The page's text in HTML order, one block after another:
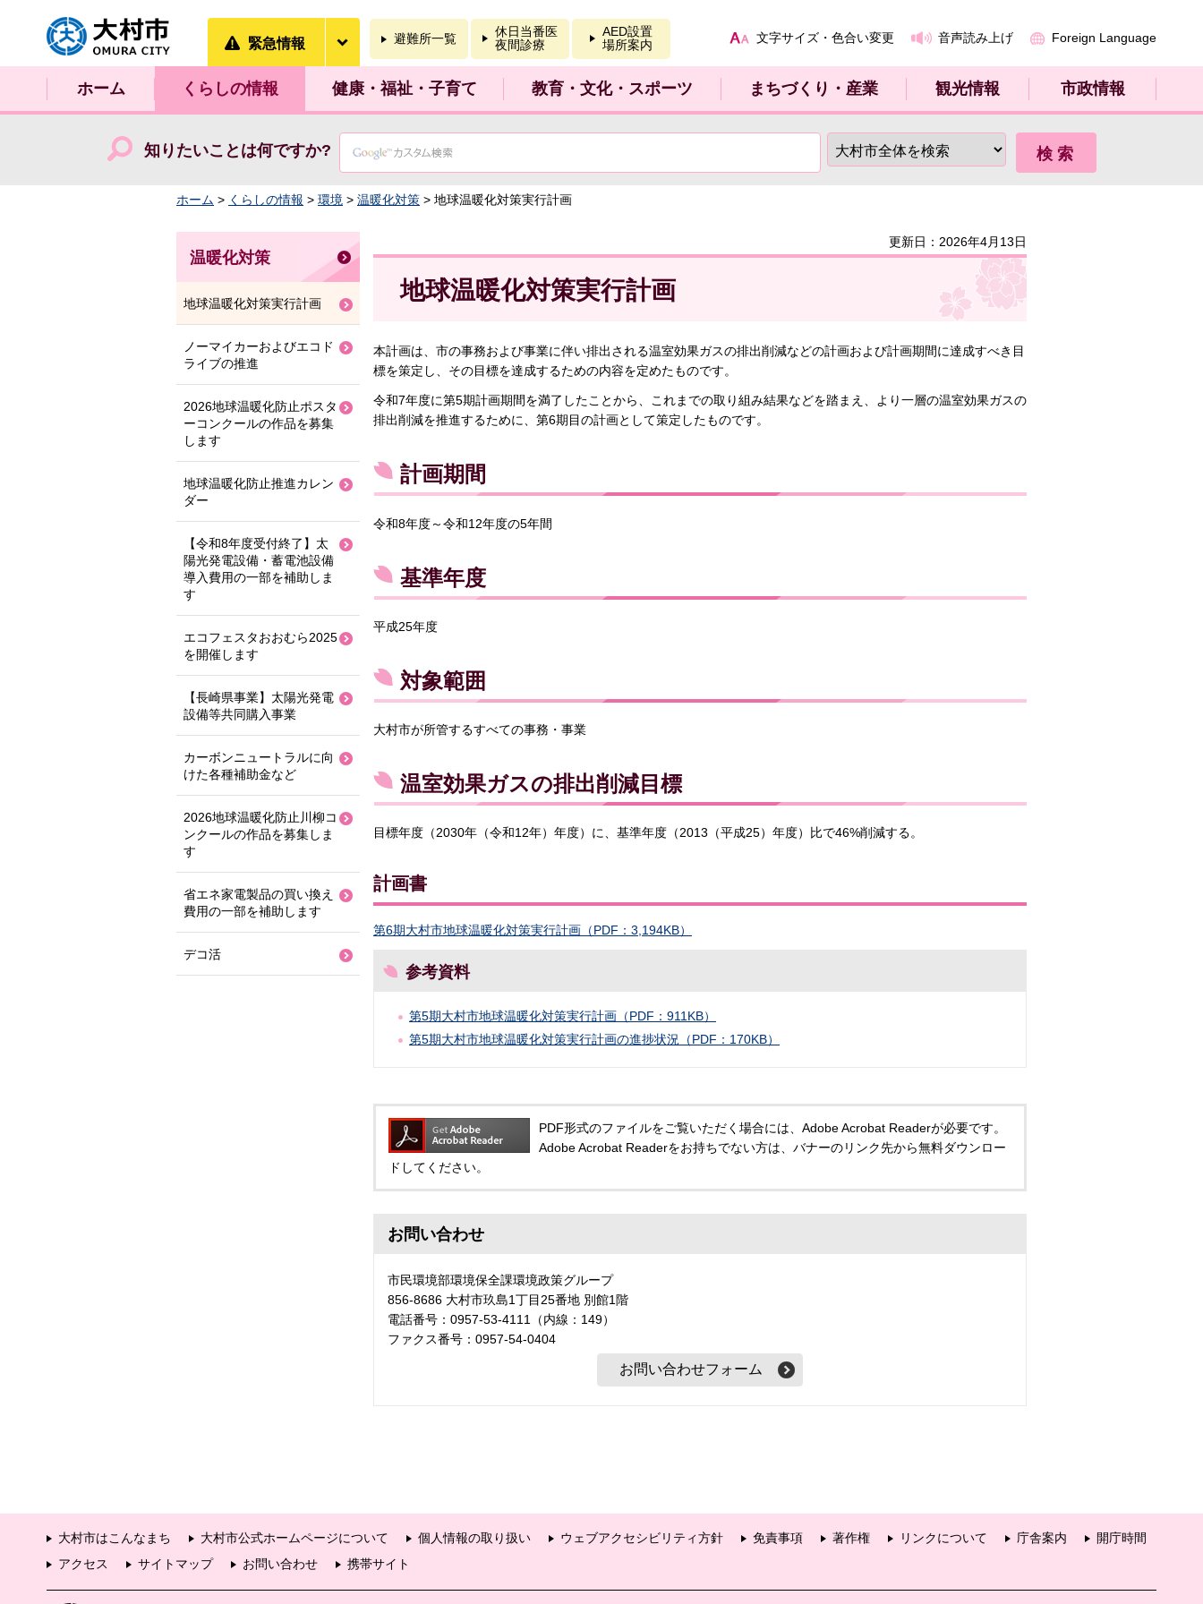
大村市
緊急情報 避難所一覧
休日当番医
夜間診療
AED設置
場所案内
文字サイズ・色合い変更 音声読み上げ Foreign Language
ホーム くらしの情報 健康・福祉・子育て 教育・文化・スポーツ まちづくり・産業 観光情報 市政情報
知りたいことは何ですか?
ホーム > くらしの情報 > 環境 > 温暖化対策 > 地球温暖化対策実行計画
更新日：2026年4月13日
地球温暖化対策実行計画
本計画は、市の事務および事業に伴い排出される温室効果ガスの排出削減などの計画および計画期間に達成すべき目
標を策定し、その目標を達成するための内容を定めたものです。
令和7年度に第5期計画期間を満了したことから、これまでの取り組み結果などを踏まえ、より一層の温室効果ガスの
排出削減を推進するために、第6期目の計画として策定したものです。
計画期間
令和8年度～令和12年度の5年間
基準年度
平成25年度
対象範囲
大村市が所管するすべての事務・事業
温室効果ガスの排出削減目標
目標年度（2030年（令和12年）年度）に、基準年度（2013（平成25）年度）比で46%削減する。
計画書
第6期大村市地球温暖化対策実行計画（PDF：3,194KB）
参考資料
第5期大村市地球温暖化対策実行計画（PDF：911KB）
第5期大村市地球温暖化対策実行計画の進捗状況（PDF：170KB）
PDF形式のファイルをご覧いただく場合には、Adobe Acrobat Readerが必要です。
Adobe Acrobat Readerをお持ちでない方は、バナーのリンク先から無料ダウンロー
ドしてください。
お問い合わせ
市民環境部環境保全課環境政策グループ
856-8686 大村市玖島1丁目25番地 別館1階
電話番号：0957-53-4111（内線：149）
ファクス番号：0957-54-0404
温暖化対策
地球温暖化対策実行計画
ノーマイカーおよびエコド
ライブの推進
2026地球温暖化防止ポスタ
ーコンクールの作品を募集
します
地球温暖化防止推進カレン
ダー
【令和8年度受付終了】太
陽光発電設備・蓄電池設備
導入費用の一部を補助しま
す
エコフェスタおおむら2025
を開催します
【長崎県事業】太陽光発電
設備等共同購入事業
カーボンニュートラルに向
けた各種補助金など
2026地球温暖化防止川柳コ
ンクールの作品を募集しま
す
省エネ家電製品の買い換え
費用の一部を補助します
デコ活
大村市はこんなまち 大村市公式ホームページについて 個人情報の取り扱い ウェブアクセシビリティ方針 免責事項 著作権 リンクについて 庁舎案内
開庁時間
アクセス
サイトマップ お問い合わせ 携帯サイト